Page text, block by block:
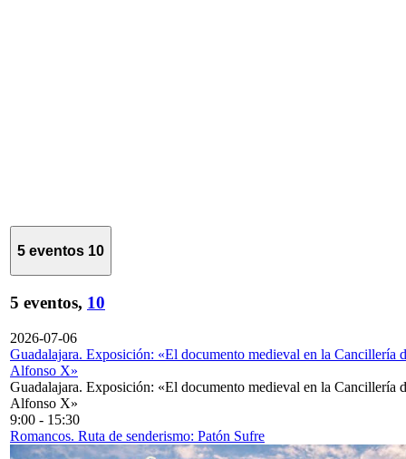
5 eventos 10
5 eventos, 10
2026-07-06
Guadalajara. Exposición: «El documento medieval en la Cancillería
Alfonso X»
Guadalajara. Exposición: «El documento medieval en la Cancillería
Alfonso X»
9:00 - 15:30
Romancos. Ruta de senderismo: Patón Sufre